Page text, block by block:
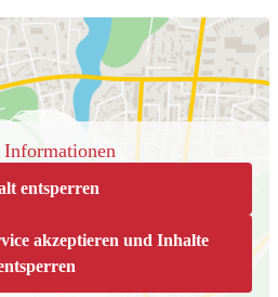
entsperren
akzeptieren und Inhalte